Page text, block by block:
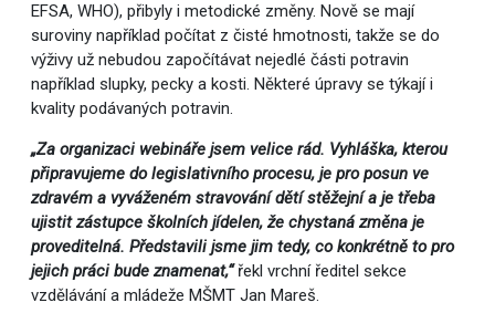
EFSA, WHO), přibyly i metodické změny. Nově se mají
suroviny například počítat z čisté hmotnosti, takže se do
výživy už nebudou započítávat nejedlé části potravin
například slupky, pecky a kosti. Některé úpravy se týkají i
kvality podávaných potravin.
„Za organizaci webináře jsem velice rád. Vyhláška, kterou
připravujeme do legislativního procesu, je pro posun ve
zdravém a vyváženém stravování dětí stěžejní a je třeba
ujistit zástupce školních jídelen, že chystaná změna je
proveditelná. Představili jsme jim tedy, co konkrétně to pro
jejich práci bude znamenat,“řekl vrchní ředitel sekce
vzdělávání a mládeže MŠMT Jan Mareš.